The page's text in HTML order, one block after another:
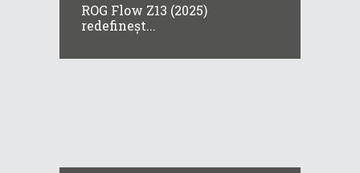
ROG Flow Z13 (2025)
redefineșt...